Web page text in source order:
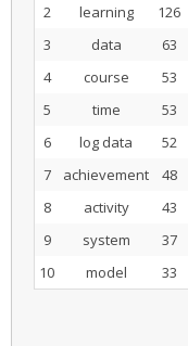
2
learning 126
3
data 63
4
course 53
5
time 53
6
log data 52
7
achievement 48
8
activity 43
9
system 37
10
model 33